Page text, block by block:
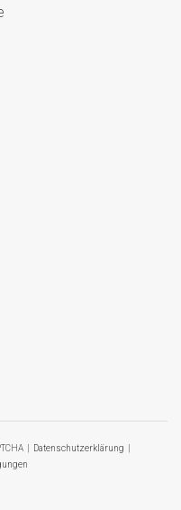
| Datenschutzerklärung